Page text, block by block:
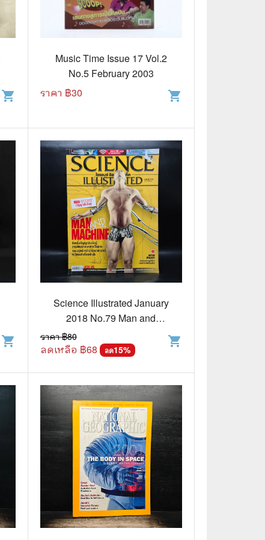
shopping_cart
Music Time Issue 17 Vol.2
No.5 February 2003
ราคา ฿30 shopping_cart
shopping_cart
Science Illustrated January
2018 No.79 Man and
ราคา ฿80
ลดเหลือ ฿68 ลด15%
shopping_cart
🌠 Astrology
⛪ Religion
🧏‍♀️ Languages
🪐 Science & Math
😊 Self-Enrichment
👔 Business and Economics
🖥️ Computers & Technology
🧑‍🏫 Education & Teaching
🎶 Music & Movie
🧒 Children's Books
👪 Family and Relationships
🐕‍🦺 Animals
🏛️ Politics & Government
⚙️ Engineering & Transportation
⚖️ Law
👤 Biography
🍸 Food and Drink
💃 Hobbies and Collectibles
🖋️ Literature and Fiction
🧳 Travel Literature